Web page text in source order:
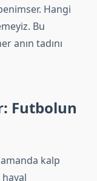
Hangi
Bu
anın tadını
Futbolun
kalp
hayal